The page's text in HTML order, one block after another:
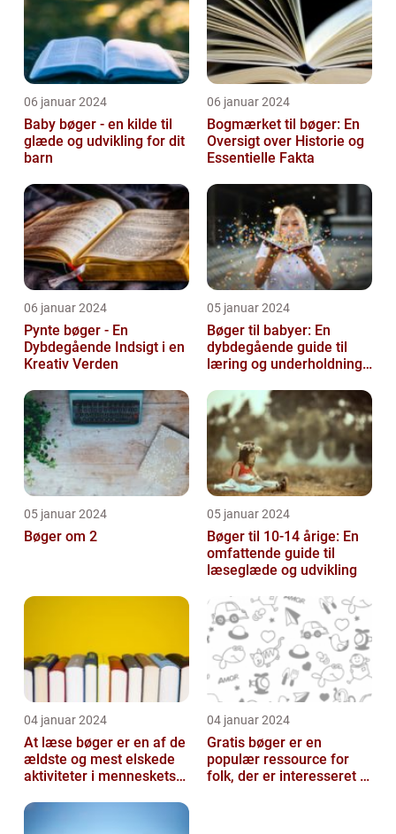
06 januar 2024
Baby bøger - en kilde til
glæde og udvikling for dit
barn
06 januar 2024
Bogmærket til bøger: En
Oversigt over Historie og
Essentielle Fakta
06 januar 2024
Pynte bøger - En
Dybdegående Indsigt i en
Kreativ Verden
05 januar 2024
Bøger til babyer: En
dybdegående guide til
læring og underholdning
05 januar 2024
Bøger om 2
05 januar 2024
Bøger til 10-14 årige: En
omfattende guide til
læseglæde og udvikling
04 januar 2024
At læse bøger er en af de
ældste og mest elskede
aktiviteter i menneskets
04 januar 2024
Gratis bøger er en
populær ressource for
folk, der er interesseret i